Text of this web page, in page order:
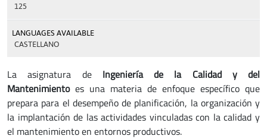
125
LANGUAGES AVAILABLE
CASTELLANO
La asignatura de Ingeniería de la Calidad y del
Mantenimiento es una materia de enfoque específico que
prepara para el desempeño de planificación, la organización y
la implantación de las actividades vinculadas con la calidad y
el mantenimiento en entornos productivos.